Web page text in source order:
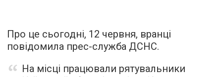
Про це сьогодні, 12 червня, вранці
повідомила прес-служба ДСНС.
На місці працювали рятувальники